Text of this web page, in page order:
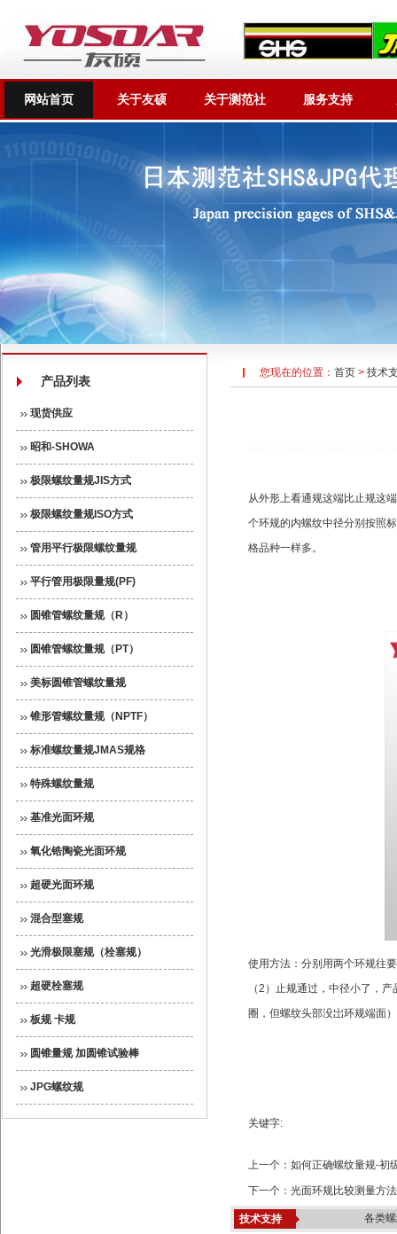
网站首页 关于友硕 关于测范社 服务支持
产品列表
现货供应
昭和-SHOWA
极限螺纹量规JIS方式
极限螺纹量规ISO方式
管用平行极限螺纹量规
平行管用极限量规(PF)
圆锥管螺纹量规（R）
圆锥管螺纹量规（PT）
美标圆锥管螺纹量规
锥形管螺纹量规（NPTF）
标准螺纹量规JMAS规格
特殊螺纹量规
基准光面环规
氧化锆陶瓷光面环规
超硬光面环规
混合型塞规
光滑极限塞规（栓塞规）
超硬栓塞规
板规 卡规
圆锥量规 加圆锥试验棒
JPG螺纹规
您现在的位置： 首页 > 技术
从外形上看通规这端比止规这
个环规的内螺纹中径分别按照
格品种一样多。
使用方法：分别用两个环规往
（2 ）止规通过，中径小了，产
圈，但螺纹头部没岀环规端面
关键字:
上一个： 如何正确螺纹量规-初
下一个： 光面环规比较测量方
技术支持 各类